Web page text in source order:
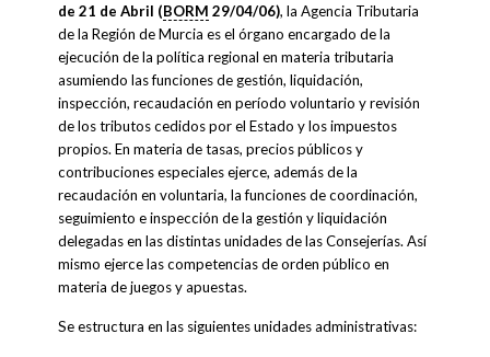
de 21 de Abril (BORM 29/04/06), la Agencia Tributaria
de la Región de Murcia es el órgano encargado de la
ejecución de la política regional en materia tributaria
asumiendo las funciones de gestión, liquidación,
inspección, recaudación en período voluntario y revisión
de los tributos cedidos por el Estado y los impuestos
propios. En materia de tasas, precios públicos y
contribuciones especiales ejerce, además de la
recaudación en voluntaria, la funciones de coordinación,
seguimiento e inspección de la gestión y liquidación
delegadas en las distintas unidades de las Consejerías. Así
mismo ejerce las competencias de orden público en
materia de juegos y apuestas.
Se estructura en las siguientes unidades administrativas: